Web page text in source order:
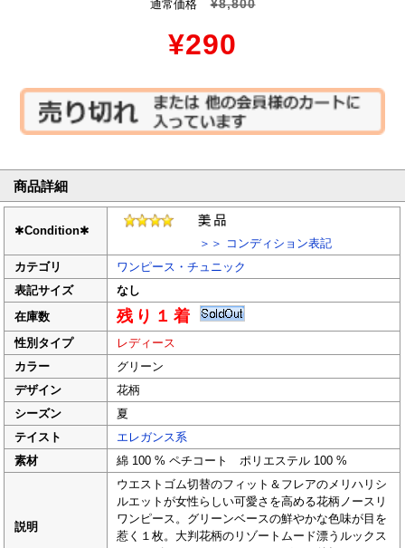
通常価格
¥8,800
¥290
商品詳細
✱Condition✱
＞＞ コンディション表記
カテゴリ
ワンピース・チュニック
表記サイズ
なし
在庫数
残り１着
性別タイプ
レディース
カラー
グリーン
デザイン
花柄
シーズン
夏
テイスト
エレガンス系
素材
綿 100 % ペチコート ポリエステル 100 %
説明
ウエストゴム切替のフィット＆フレアのメリハリシ
ルエットが女性らしい可愛さを高める花柄ノースリ
ワンピース。グリーンベースの鮮やかな色味が目を
惹く１枚。大判花柄のリゾートムード漂うルックス